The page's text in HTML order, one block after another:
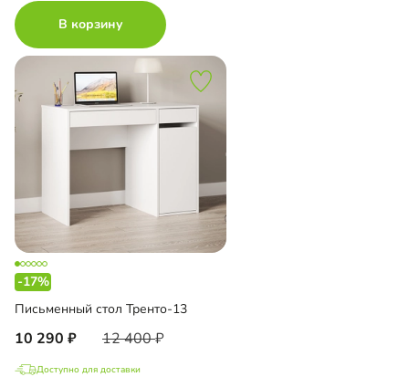
В корзину
-17%
Письменный стол Тренто-13
10 290 12 400
Доступно для доставки